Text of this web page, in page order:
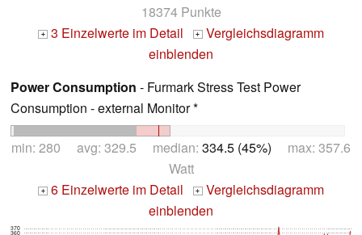
18374 Punkte
+ 3 Einzelwerte im Detail + Vergleichsdiagramm
einblenden
Power Consumption - Furmark Stress Test Power
Consumption - external Monitor *
min: 280 avg: 329.5 median: 334.5 (45%) max: 357.6
Watt
+ 6 Einzelwerte im Detail + Vergleichsdiagramm
einblenden
360
370